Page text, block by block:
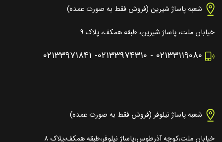
شعبه پاساژ شیرین (فروش فقط به صورت عمده)
خیابان ملت، پاساژ شیرین، طبقه همکف، پلاک ۹
۰۲۱۳۳۱۱۹۰۸۰ - ۰۲۱۳۳۹۷۴۳۱۰- ۰۲۱۳۳۹۷۱۸۴۱
شعبه پاساژ نیلوفر (فروش فقط به صورت عمده)
خیابان ملت،کوچه آذرطوس،پاساژ نیلوفر،طبقه همکف،پلاک ۸